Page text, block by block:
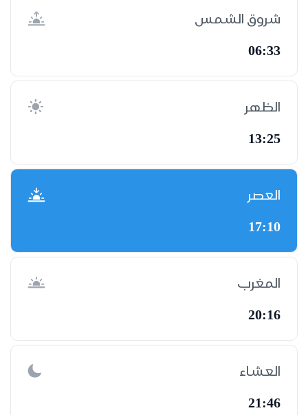
شروق الشمس
06:33
الظهر
13:25
العصر
17:10
المغرب
20:16
العشاء
21:46